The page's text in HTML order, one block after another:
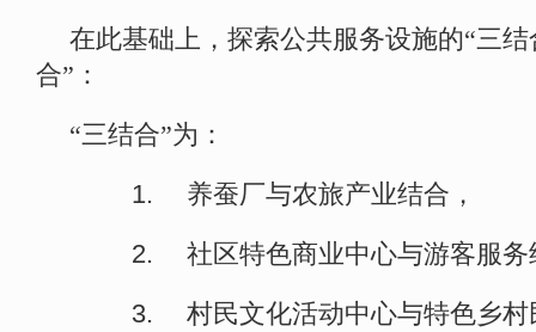
在此基础上，探索公共服务设施的“三
合”：
“三结合”为：
1.
养蚕厂与农旅产业结合，
2.
社区特色商业中心与游客服务
3.
村民文化活动中心与特色乡